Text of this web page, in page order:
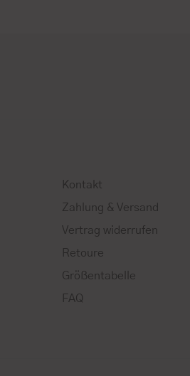
Kontakt
Zahlung & Versand
Vertrag widerrufen
Retoure
Größentabelle
FAQ